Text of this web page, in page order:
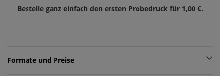
Bestelle ganz einfach den ersten Probedruck für 1,00 €.
Formate und Preise